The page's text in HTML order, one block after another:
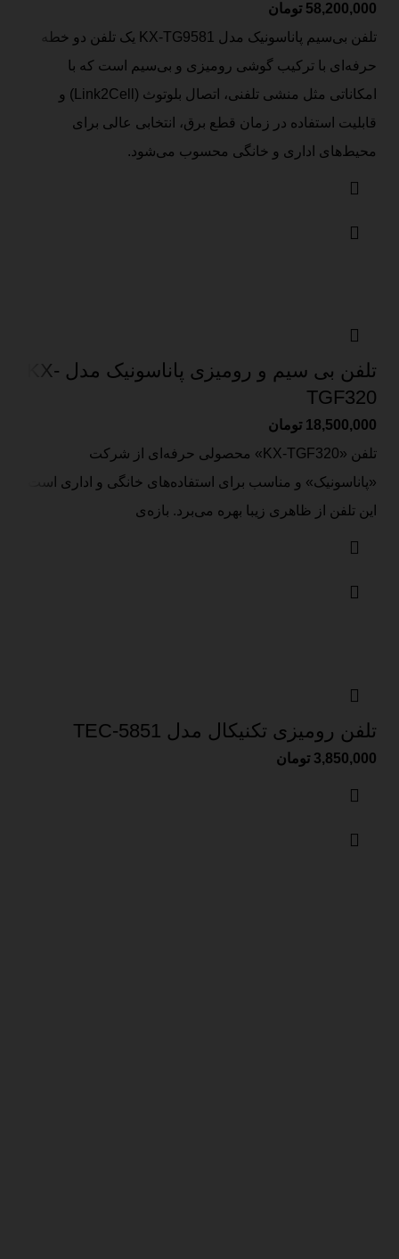
58,200,000 تومان
تلفن بی‌سیم پاناسونیک مدل KX-TG9581 یک تلفن دو خطه
حرفه‌ای با ترکیب گوشی رومیزی و بی‌سیم است که با
امکاناتی مثل منشی تلفنی، اتصال بلوتوث (Link2Cell) و
قابلیت استفاده در زمان قطع برق، انتخابی عالی برای
محیط‌های اداری و خانگی محسوب می‌شود.
تلفن بی سیم و رومیزی پاناسونیک مدل KX-
TGF320
18,500,000 تومان
تلفن «KX-TGF320» محصولی حرفه‌ای از شرکت
«پاناسونیک» و مناسب برای استفاده‌های خانگی و اداری است.
این تلفن از ظاهری زیبا بهره می‌برد. بازه‌ی
تلفن رومیزی تکنیکال مدل TEC-5851
3,850,000 تومان